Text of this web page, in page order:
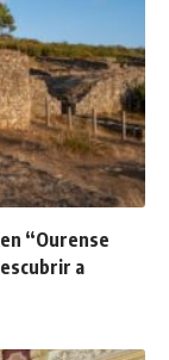
“Ourense
a